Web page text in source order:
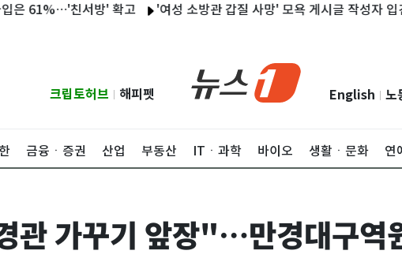
친서방' 확고 '여성 소방관 갑질 사망' 모욕 게시글 작성자 입건
크립토허브 해피펫 English 노
금융ㆍ증권 산업 부동산 ITㆍ과학 바이오 생활ㆍ문화 연
관 가꾸기 앞장"…만경대구역